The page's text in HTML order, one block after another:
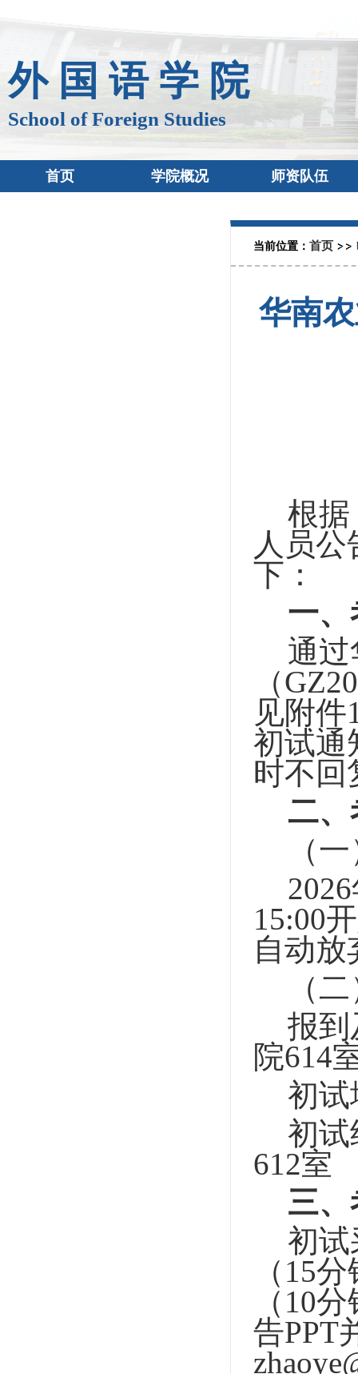
外 国 语 学 院
School of Foreign Studies
首页 学院概况 师资队伍
当前位置： 首页
华南
根据
人员
下：
一
通
（
见附件
初试通
时不回
二
（
2026
15:00
自动放
（
报到
院614
初试
初试
612室
三
初试
（ 15分
（ 10分
告PPT
zhaoye